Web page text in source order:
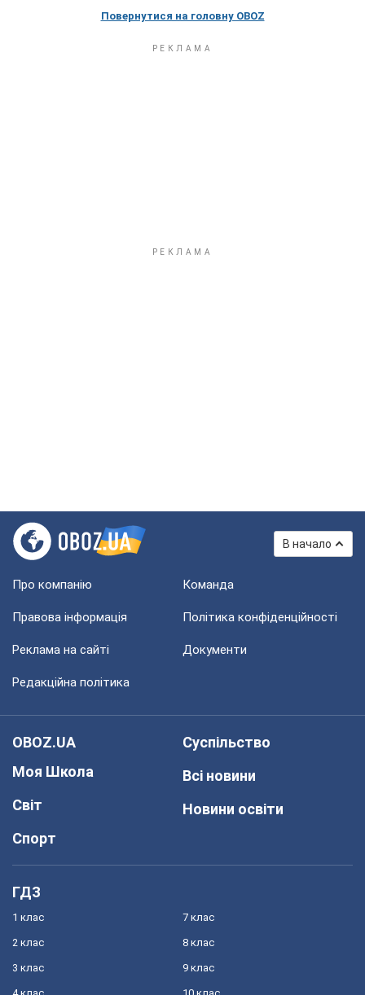
Повернутися на головну OBOZ
В начало
Про компанію Команда
Правова інформація Політика конфіденційності
Реклама на сайті Документи
Редакційна політика
OBOZ.UA
Моя Школа
Світ
Спорт
Суспільство
Всі новини
Новини освіти
ГДЗ
1 клас
2 клас
3 клас
7 клас
8 клас
9 клас